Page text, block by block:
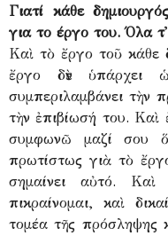
Γιατί κάθε
για το έργο του. Όλα
Καὶ τὸ ἔργο τοῦ κάθε
ἔργο δὲν
συμπεριλαμβάνει τὴν
τὴν ἐπιβίωσή του.
συμφωνῶ μαζί σου
πρωτίστως γιὰ τὸ
σημαίνει αὐτό.
πικραίνομαι, καὶ
τομέα τῆς πρόσληψης